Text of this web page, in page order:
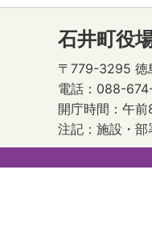
石井町役
〒779-3295 徳
電話：088-674-
開庁時間：午
注記：施設・部